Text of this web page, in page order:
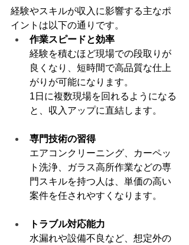
経験やスキルが収入に影響する主なポ
イントは以下の通りです。
作業スピードと効率
経験を積むほど現場での段取りが
良くなり、短時間で高品質な仕上
がりが可能になります。
1日に複数現場を回れるようになる
と、収入アップに直結します。
専門技術の習得
エアコンクリーニング、カーペッ
ト洗浄、ガラス高所作業などの専
門スキルを持つ人は、単価の高い
案件を任されやすくなります。
トラブル対応能力
水漏れや設備不良など、想定外の